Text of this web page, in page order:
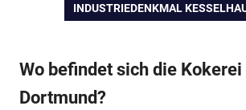
NÄCHSTER
BEITRAG:
INDUSTRIEDENKMAL
Wo befindet sich die
Dortmund?